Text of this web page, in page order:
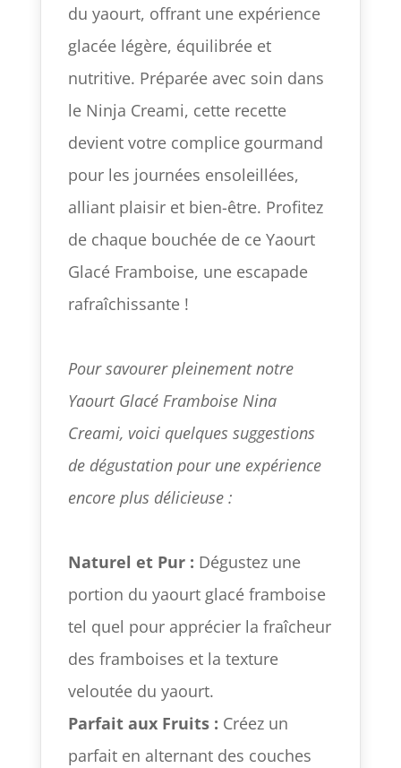
du yaourt, offrant une expérience
glacée légère, équilibrée et
nutritive. Préparée avec soin dans
le Ninja Creami, cette recette
devient votre complice gourmand
pour les journées ensoleillées,
alliant plaisir et bien-être. Profitez
de chaque bouchée de ce Yaourt
Glacé Framboise, une escapade
rafraîchissante !
Pour savourer pleinement notre
Yaourt Glacé Framboise Nina
Creami, voici quelques suggestions
de dégustation pour une expérience
encore plus délicieuse :
Naturel et Pur : Dégustez une
portion du yaourt glacé framboise
tel quel pour apprécier la fraîcheur
des framboises et la texture
veloutée du yaourt.
Parfait aux Fruits : Créez un
parfait en alternant des couches